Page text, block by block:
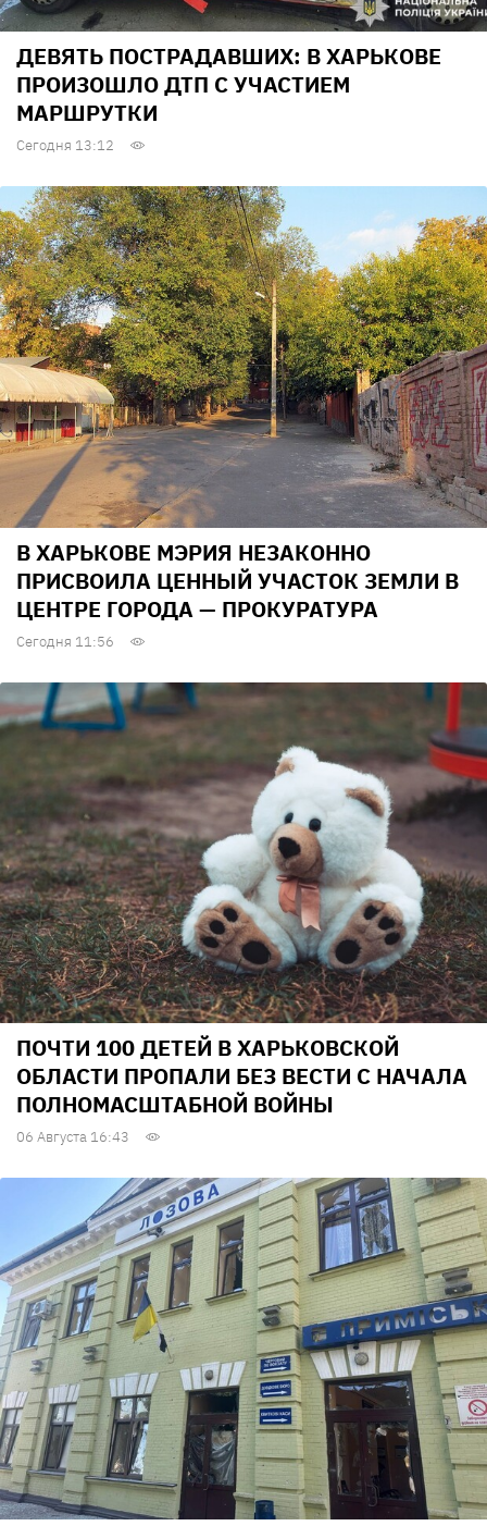
ДЕВЯТЬ ПОСТРАДАВШИХ: В ХАРЬКОВЕ
ПРОИЗОШЛО ДТП С УЧАСТИЕМ
МАРШРУТКИ
Сегодня 13:12
В ХАРЬКОВЕ МЭРИЯ НЕЗАКОННО
ПРИСВОИЛА ЦЕННЫЙ УЧАСТОК ЗЕМЛИ В
ЦЕНТРЕ ГОРОДА — ПРОКУРАТУРА
Сегодня 11:56
ПОЧТИ 100 ДЕТЕЙ В ХАРЬКОВСКОЙ
ОБЛАСТИ ПРОПАЛИ БЕЗ ВЕСТИ С НАЧАЛА
ПОЛНОМАСШТАБНОЙ ВОЙНЫ
06 Августа 16:43